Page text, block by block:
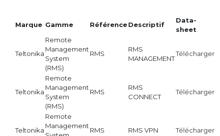
Marque Gamme RéférenceDescriptif
Data-
sheet
Teltonika
Remote
Management
System
(RMS)
RMS
RMS
MANAGEMENT
Télécharger
Teltonika
Remote
Management
System
(RMS)
RMS
RMS
CONNECT
Télécharger
Teltonika
Remote
Management
RMS RMS VPN Télécharger